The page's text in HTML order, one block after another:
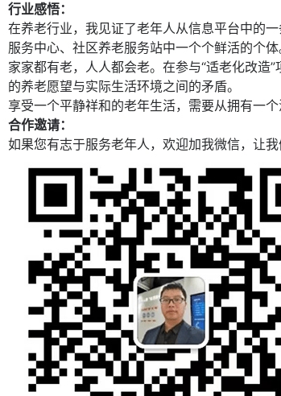
行业感悟：
在养老行业，我见证了老年人从信息平台中的
服务中心、社区养老服务站中一个个鲜活的个体
家家都有老，人人都会老。在参与“适老化改造
的养老愿望与实际生活环境之间的矛盾。
享受一个平静祥和的老年生活，需要从拥有一
合作邀请：
如果您有志于服务老年人，欢迎加我微信，让